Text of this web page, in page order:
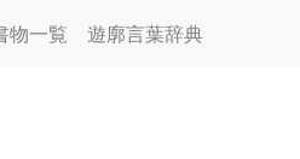
物一覧 遊廓言葉辞典